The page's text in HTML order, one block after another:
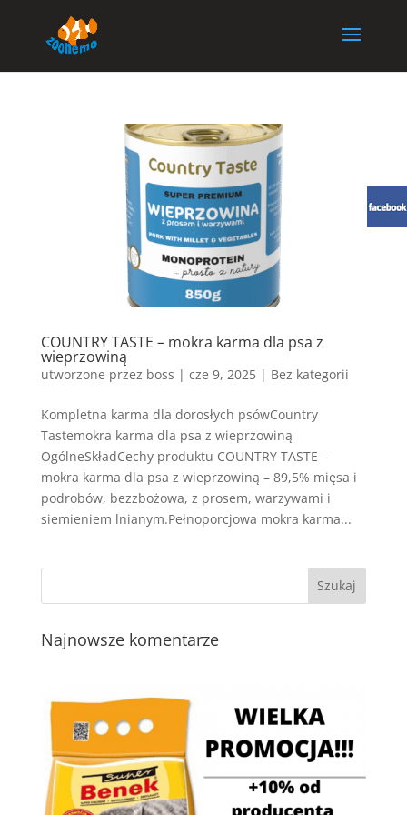
COUNTRY TASTE – mokra karma dla psa z
wieprzowiną
utworzone przez boss | cze 9, 2025| Bez kategorii
Kompletna karma dla dorosłych psówCountry
Tastemokra karma dla psa z wieprzowiną
OgólneSkładCechy produktu COUNTRY TASTE –
mokra karma dla psa z wieprzowiną – 89,5% mięsa i
podrobów, bezzbożowa, z prosem, warzywami i
siemieniem lnianym.Pełnoporcjowa mokra karma...
Najnowsze komentarze